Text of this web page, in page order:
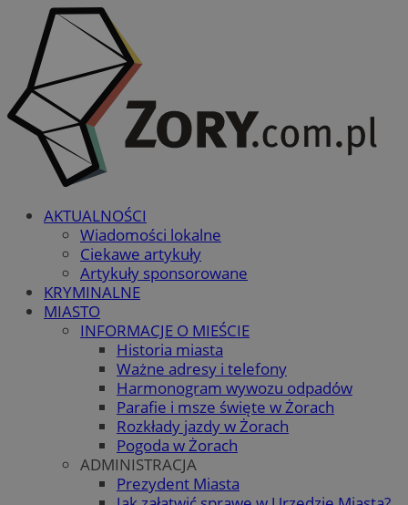
AKTUALNOŚCI
Wiadomości lokalne
Ciekawe artykuły
Artykuły sponsorowane
KRYMINALNE
MIASTO
INFORMACJE O MIEŚCIE
Historia miasta
Ważne adresy i telefony
Harmonogram wywozu odpadów
Parafie i msze święte w Żorach
Rozkłady jazdy w Żorach
Pogoda w Żorach
ADMINISTRACJA
Prezydent Miasta